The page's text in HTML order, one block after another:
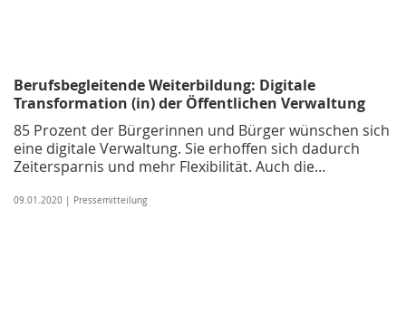
Berufsbegleitende Weiterbildung: Digitale
Transformation (in) der Öffentlichen Verwaltung
85 Prozent der Bürgerinnen und Bürger wünschen sich
eine digitale Verwaltung. Sie erhoffen sich dadurch
Zeitersparnis und mehr Flexibilität. Auch die…
09.01.2020 | Pressemitteilung